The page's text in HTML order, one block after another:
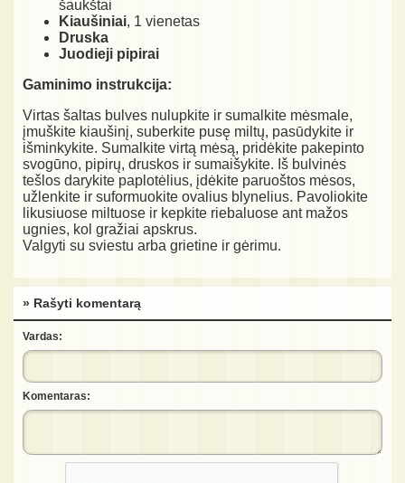
šaukštai
Kiaušiniai, 1 vienetas
Druska
Juodieji pipirai
Gaminimo instrukcija:
Virtas šaltas bulves nulupkite ir sumalkite mėsmale,
įmuškite kiaušinį, suberkite pusę miltų, pasūdykite ir
išminkykite. Sumalkite virtą mėsą, pridėkite pakepinto
svogūno, pipirų, druskos ir sumaišykite. Iš bulvinės
tešlos darykite paplotėlius, įdėkite paruoštos mėsos,
užlenkite ir suformuokite ovalius blynelius. Pavoliokite
likusiuose miltuose ir kepkite riebaluose ant mažos
ugnies, kol gražiai apskrus.
Valgyti su sviestu arba grietine ir gėrimu.
» Rašyti komentarą
Vardas:
Komentaras: